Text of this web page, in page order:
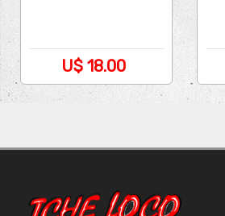
U$ 18.00